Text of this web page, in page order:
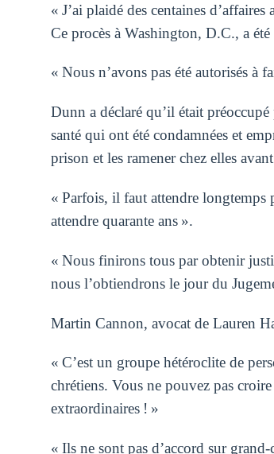
« J’ai plaidé des centaines
Ce procès à Washington, D.C., a
« Nous n’avons pas été autorisés à
Dunn a déclaré qu’il était
santé qui ont été condamnées et
prison et les ramener chez elles
« Parfois, il faut attendre
attendre quarante ans ».
« Nous finirons tous par obtenir
nous l’obtiendrons le jour du
Martin Cannon, avocat de Lauren
« C’est un groupe hétéroclite de
chrétiens. Vous ne pouvez pas
extraordinaires ! »
« Ils ne sont pas d’accord sur